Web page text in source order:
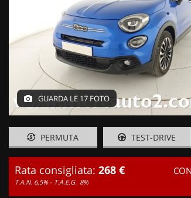
GUARDA LE 17 FOTO
PERMUTA TEST-DRIVE
Rata consigliata: 268 €
T.A.N. 6,5% - T.A.E.G. 8%